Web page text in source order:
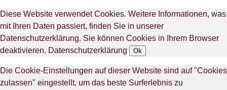
Diese Website verwendet Cookies. Weitere Informationen, was
mit Ihren Daten passiert, finden Sie in unserer
Datenschutzerklärung. Sie können Cookies in Ihrem Browser
deaktivieren. Datenschutzerklärung Ok
Die Cookie-Einstellungen auf dieser Website sind auf "Cookies
zulassen" eingestellt, um das beste Surferlebnis zu